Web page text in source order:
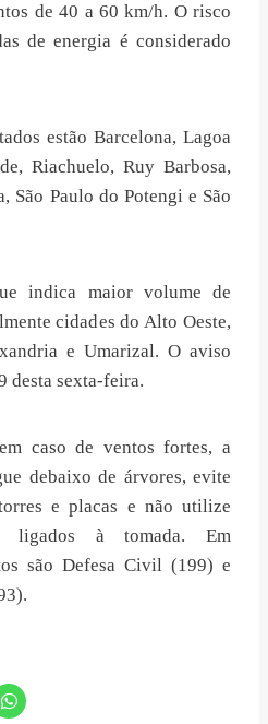
de 40 a 60 km/h. O risco
de energia é considerado
estão Barcelona, Lagoa
Riachuelo, Ruy Barbosa,
São Paulo do Potengi e São
indica maior volume de
cidades do Alto Oeste,
e Umarizal. O aviso
desta sexta-feira.
caso de ventos fortes, a
debaixo de árvores, evite
e placas e não utilize
ligados à tomada. Em
são Defesa Civil (199) e